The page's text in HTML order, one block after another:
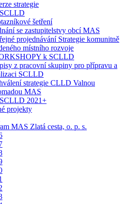
strategie
šetření
se zastupitelstvy obcí MAS
projednávání Strategie komunitně
místního rozvoje
k SCLLD
z pracovní skupiny pro přípravu a
SCLLD
strategie CLLD Valnou
MAS
2021+
projekty
MAS Zlatá cesta, o. p. s.